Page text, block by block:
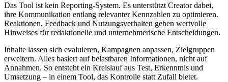
Das Tool ist kein Reporting-System. Es unterstützt Creator dabei,
ihre Kommunikation entlang relevanter Kennzahlen zu optimieren.
Reaktionen, Feedback und Nutzungsverhalten geben wertvolle
Hinweises für redaktionelle und unternehmerische Entscheidungen.
Inhalte lassen sich evaluieren, Kampagnen anpassen, Zielgruppen
erweitern. Alles basiert auf belastbaren Informationen, nicht auf
Annahmen. So entsteht ein Kreislauf aus Test, Erkenntnis und
Umsetzung – in einem Tool, das Kontrolle statt Zufall bietet.